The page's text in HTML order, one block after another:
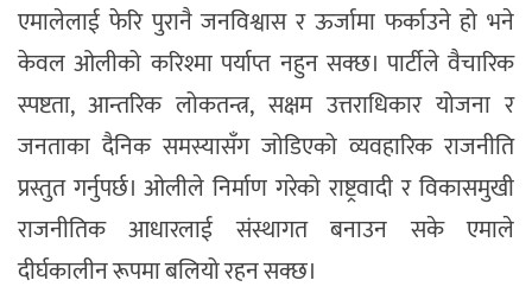
एमालेलाई फेरि पुरानै जनविश्वास र ऊर्जामा फर्काउने हो भने
केवल ओलीको करिश्मा पर्याप्त नहुन सक्छ। पार्टीले वैचारिक
स्पष्टता, आन्तरिक लोकतन्त्र, सक्षम उत्तराधिकार योजना र
जनताका दैनिक समस्यासँग जोडिएको व्यवहारिक राजनीति
प्रस्तुत गर्नुपर्छ। ओलीले निर्माण गरेको राष्ट्रवादी र विकासमुखी
राजनीतिक आधारलाई संस्थागत बनाउन सके एमाले
दीर्घकालीन रूपमा बलियो रहन सक्छ।